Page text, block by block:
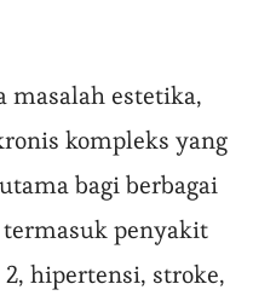
masalah estetika,
kompleks yang
bagi berbagai
penyakit
hipertensi, stroke,